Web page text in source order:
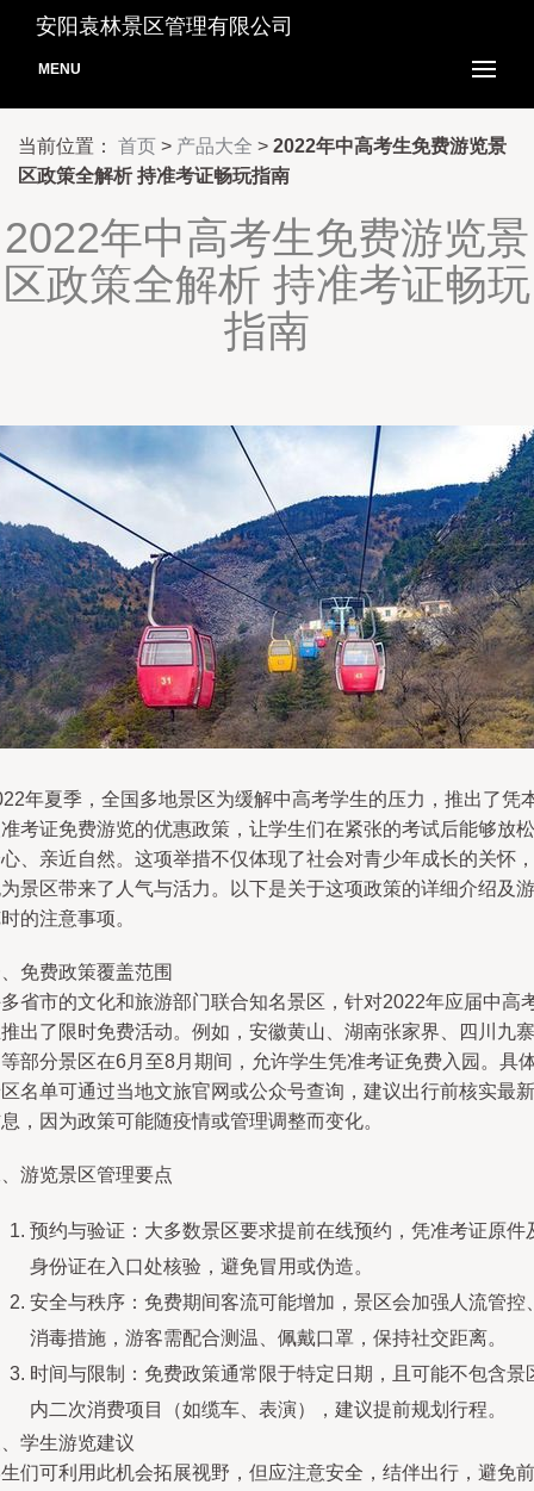
安阳袁林景区管理有限公司
MENU
当前位置： 首页 > 产品大全 > 2022年中高考生免费游览景
区政策全解析 持准考证畅玩指南
2022年中高考生免费游览景
区政策全解析 持准考证畅玩
指南
年夏季，全国多地景区为缓解中高考学生的压力，推出了凭
考证免费游览的优惠政策，让学生们在紧张的考试后能够放松
、亲近自然。这项举措不仅体现了社会对青少年成长的关怀，
景区带来了人气与活力。以下是关于这项政策的详细介绍及游
的注意事项。
免费政策覆盖范围
省市的文化和旅游部门联合知名景区，针对2022年应届中高
出了限时免费活动。例如，安徽黄山、湖南张家界、四川九寨
部分景区在6月至8月期间，允许学生凭准考证免费入园。具
名单可通过当地文旅官网或公众号查询，建议出行前核实最新
，因为政策可能随疫情或管理调整而变化。
游览景区管理要点
预约与验证：大多数景区要求提前在线预约，凭准考证原件
身份证在入口处核验，避免冒用或伪造。
安全与秩序：免费期间客流可能增加，景区会加强人流管控
消毒措施，游客需配合测温、佩戴口罩，保持社交距离。
时间与限制：免费政策通常限于特定日期，且可能不包含景
内二次消费项目（如缆车、表演），建议提前规划行程。
学生游览建议
们可利用此机会拓展视野，但应注意安全，结伴出行，避免前